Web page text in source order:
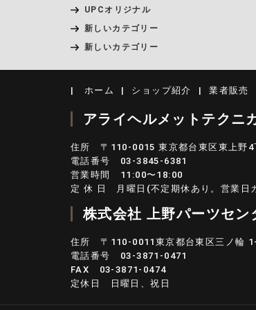
UPCオリジナル
新しいカテゴリー
新しいカテゴリー
ホーム ショップ紹介 業者販売
アライヘルメットテクニ
住所 〒110-0015 東京都台東区東上野4
電話番号 03-3845-6381
営業時間 11:00〜18:00
定 休 日 月曜日(不定期休あり。営業日
株式会社 上野パーツセン
住所 〒110-0011東京都台東区三ノ輪
電話番号 03-3871-0471
FAX 03-3871-0474
定休日 日曜日、祝日